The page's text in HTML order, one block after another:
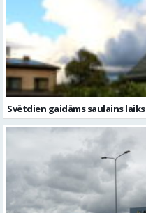
Svētdien gaidāms saulains laiks